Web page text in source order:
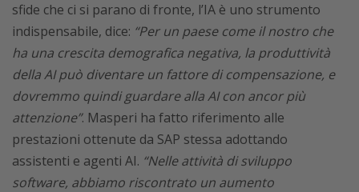
sfide che ci si parano di fronte, l’IA è uno strumento
indispensabile, dice: “Per un paese come il nostro che
ha una crescita demografica negativa, la produttività
della AI può diventare un fattore di compensazione, e
dovremmo quindi guardare alla AI con ancor più
attenzione”. Masperi ha fatto riferimento alle
prestazioni ottenute da SAP stessa adottando
assistenti e agenti AI. “Nelle attività di sviluppo
software, abbiamo riscontrato un aumento